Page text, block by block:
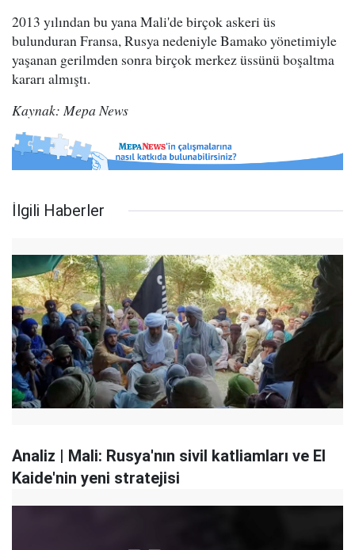
2013 yılından bu yana Mali'de birçok askeri üs
bulunduran Fransa, Rusya nedeniyle Bamako yönetimiyle
yaşanan gerilmden sonra birçok merkez üssünü boşaltma
kararı almıştı.
Kaynak: Mepa News
İlgili Haberler
Analiz | Mali: Rusya'nın sivil katliamları ve El
Kaide'nin yeni stratejisi